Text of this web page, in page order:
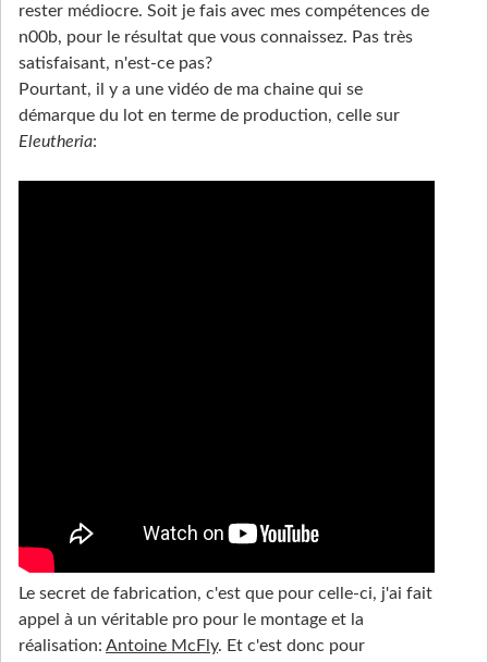
rester médiocre. Soit je fais avec mes compétences de
n00b, pour le résultat que vous connaissez. Pas très
satisfaisant, n'est-ce pas?
Pourtant, il y a une vidéo de ma chaine qui se
démarque du lot en terme de production, celle sur
Eleutheria:
Le secret de fabrication, c'est que pour celle-ci, j'ai fait
appel à un véritable pro pour le montage et la
réalisation: Antoine McFly. Et c'est donc pour